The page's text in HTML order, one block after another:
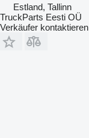
Estland, Tallinn
TruckParts Eesti OÜ
Verkäufer kontaktieren